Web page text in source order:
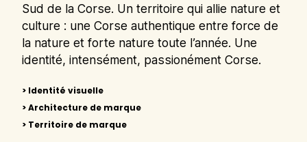
Sud de la Corse. Un territoire qui allie nature et
culture : une Corse authentique entre force de
la nature et forte nature toute l’année. Une
identité, intensément, passionément Corse.
> Identité visuelle
> Architecture de marque
> Territoire de marque